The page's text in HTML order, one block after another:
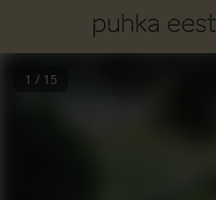
1 / 15